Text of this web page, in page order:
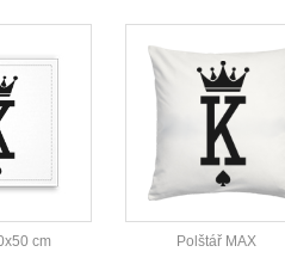
cm Polštář MAX